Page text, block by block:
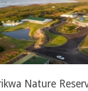
Nature